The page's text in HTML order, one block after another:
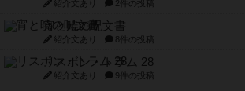
紹介文あり 2件の投稿
宵と暁の呪文書
紹介文あり 8件の投稿
リスボン・トラム 28
紹介文あり 9件の投稿